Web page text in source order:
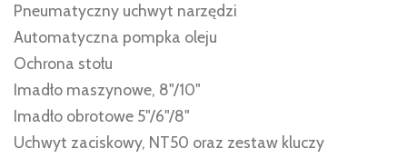
Pneumatyczny uchwyt narzędzi
Automatyczna pompka oleju
Ochrona stołu
Imadło maszynowe, 8"/10"
Imadło obrotowe 5"/6"/8"
Uchwyt zaciskowy, NT50 oraz zestaw kluczy